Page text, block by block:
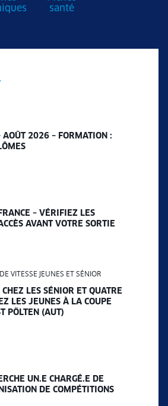
santé
AOÛT 2026 – FORMATION :
– VÉRIFIEZ LES
AVANT VOTRE SORTIE
VITESSE JEUNES ET SÉNIOR
LES SÉNIOR ET QUATRE
LES JEUNES À LA COUPE
PÖLTEN (AUT)
UN.E CHARGÉ.E DE
DE COMPÉTITIONS